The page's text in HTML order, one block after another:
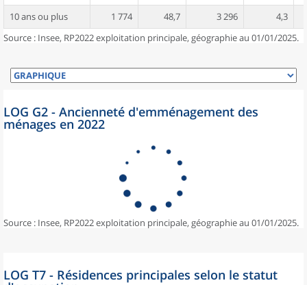
10 ans ou plus
1 774 48,7 3 296
4,3
Source : Insee, RP2022 exploitation principale, géographie au 01/01/2025.
LOG G2 - Ancienneté d'emménagement des
ménages en 2022
Source : Insee, RP2022 exploitation principale, géographie au 01/01/2025.
LOG T7 - Résidences principales selon le statut